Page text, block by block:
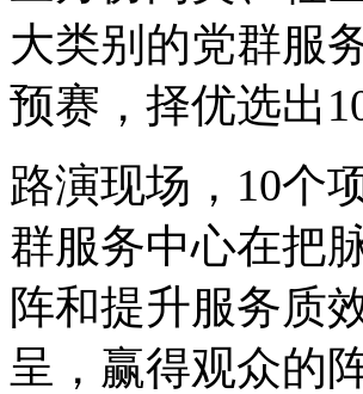
大类别的党群服
预赛，择优选出
路演现场，10个
群服务中心在把
阵和提升服务质
呈，赢得观众的